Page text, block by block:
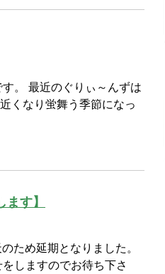
。 最近のぐりぃ～んずは
くなり蛍舞う季節になっ
す】
ため延期となりました。
しますのでお待ち下さ